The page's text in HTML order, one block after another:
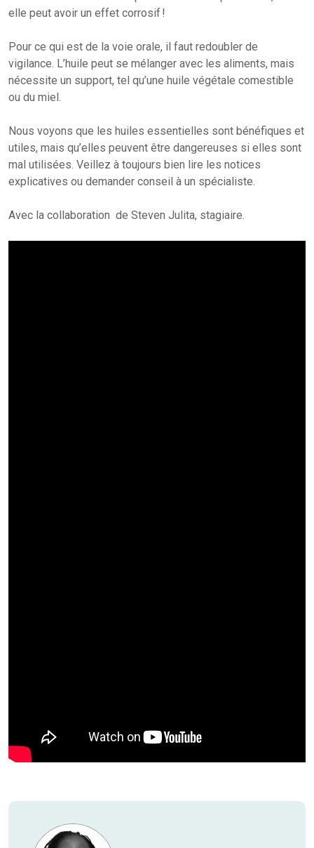
elle peut avoir un effet corrosif !
Pour ce qui est de la voie orale, il faut redoubler de
vigilance. L’huile peut se mélanger avec les aliments, mais
nécessite un support, tel qu’une huile végétale comestible
ou du miel.
Nous voyons que les huiles essentielles sont bénéfiques et
utiles, mais qu’elles peuvent être dangereuses si elles sont
mal utilisées. Veillez à toujours bien lire les notices
explicatives ou demander conseil à un spécialiste.
Avec la collaboration de Steven Julita, stagiaire.